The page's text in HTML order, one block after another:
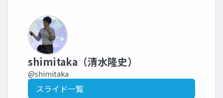
shimitaka（清水隆史）
@shimitaka
スライド一覧